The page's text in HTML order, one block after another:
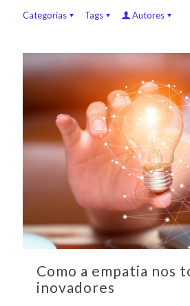
Categorias Tags Autores
Como a empatia nos
inovadores